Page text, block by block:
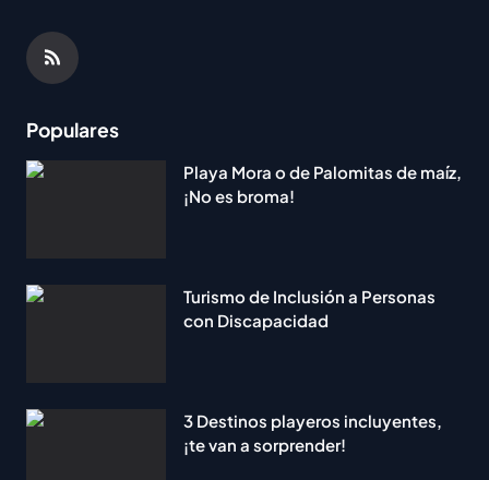
Populares
Playa Mora o de Palomitas de maíz,
¡No es broma!
Turismo de Inclusión a Personas
con Discapacidad
3 Destinos playeros incluyentes,
¡te van a sorprender!